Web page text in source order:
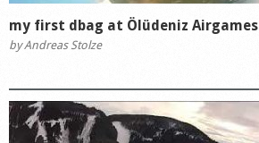
my first dbag at Ölüdeniz Airgames
byAndreas Stolze